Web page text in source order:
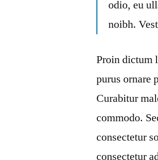
odio, eu
noibh.
Proin dictum
purus ornare
Curabitur
commodo.
consectetur
consectetur